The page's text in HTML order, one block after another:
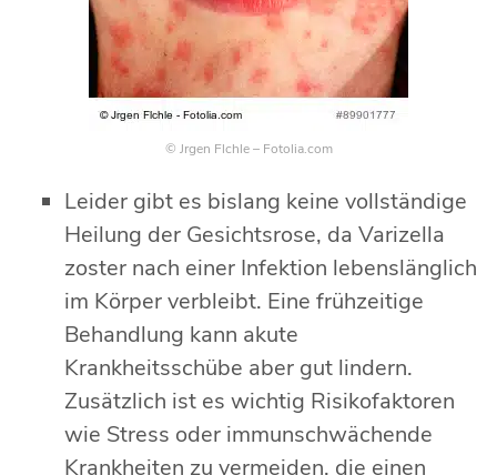
© Jrgen Flchle – Fotolia.com
Leider gibt es bislang keine vollständige
Heilung der Gesichtsrose, da Varizella
zoster nach einer Infektion lebenslänglich
im Körper verbleibt. Eine frühzeitige
Behandlung kann akute
Krankheitsschübe aber gut lindern.
Zusätzlich ist es wichtig Risikofaktoren
wie Stress oder immunschwächende
Krankheiten zu vermeiden, die einen